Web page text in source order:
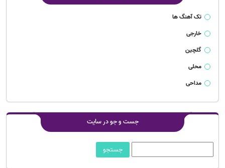
تک آهنگ ها
خارجی
گلچین
محلی
مداحی
جست و جو در سایت